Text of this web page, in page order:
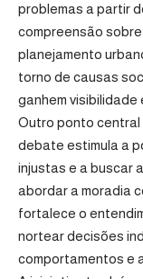
problemas a partir
compreensão
planejamento
torno de causas
ganhem visibilidade
Outro ponto central
debate estimula a
injustas e a buscar
abordar a moradia
fortalece o
nortear decisões
comportamentos e